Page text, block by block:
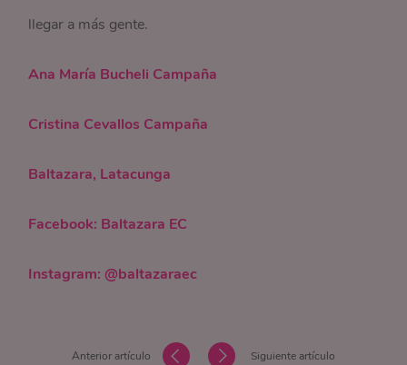
llegar a más gente.
Ana María Bucheli Campaña
Cristina Cevallos Campaña
Baltazara, Latacunga
Facebook: Baltazara EC
Instagram: @baltazaraec
Anterior artículo Siguiente artículo